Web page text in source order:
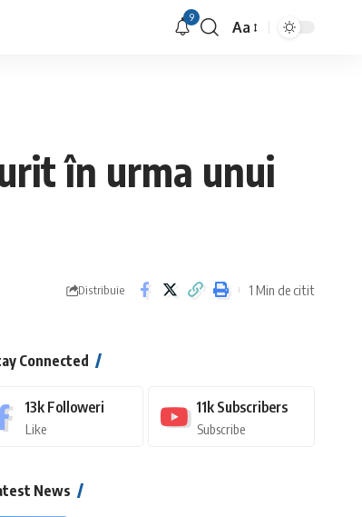
9
Font
Aa
în urma unui
Distribuie 1 Min de citit
Connected
13k Followeri
Like
11k Subscribers
Subscribe
News